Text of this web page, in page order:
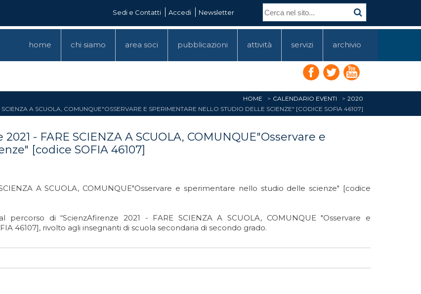
Sedi e Contatti Accedi Newsletter
home chi siamo area soci pubblicazioni attività servizi archivio
HOME CALENDARIO EVENTI
2020
A SCUOLA, COMUNQUE"OSSERVARE E SPERIMENTARE NELLO STUDIO DELLE SCIENZE" [CODICE SOFIA 46107]
- FARE SCIENZA A SCUOLA, COMUNQUE"Osservare e
[codice SOFIA 46107]
A SCUOLA, COMUNQUE"Osservare e sperimentare nello studio delle scienze" [codice
di “ScienzAfirenze 2021 - FARE SCIENZA A SCUOLA, COMUNQUE "Osservare e
46107], rivolto agli insegnanti di scuola secondaria di secondo grado.